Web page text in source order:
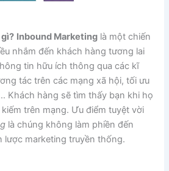
Inbound Marketing là một chiến
nhắm đến khách hàng tương lai
tin hữu ích thông qua các kĩ
tác trên các mạng xã hội, tối ưu
Khách hàng sẽ tìm thấy bạn khi họ
trên mạng. Ưu điểm tuyệt vời
là chúng không làm phiền đến
lược marketing truyền thống.